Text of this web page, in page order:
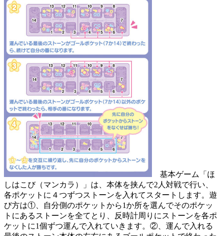
基本ゲーム「ほ
しはこび（マンカラ）」は、本体を挟んで2人対戦で行い、
各ポケットに４つずつストーンを入れてスタートします。遊
び方は①、自分側のポケットから1か所を選んでそのポケッ
トにあるストーンを全てとり、反時計周りにストーンを各ポ
ケットに1個ずつ運んで入れていきます。②、運んで入れる